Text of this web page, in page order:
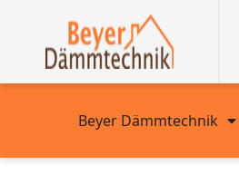
Beyer Dämmtechnik